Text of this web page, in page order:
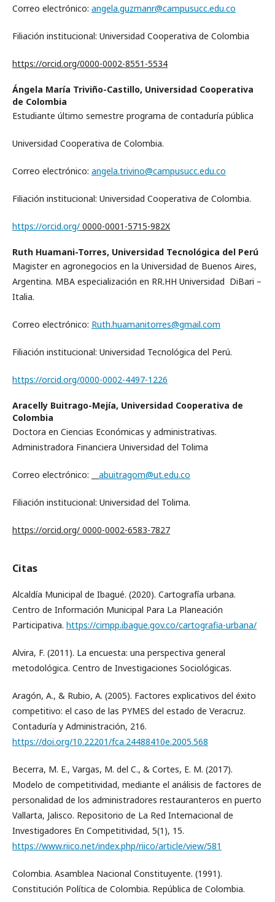
Correo electrónico: angela.guzmanr@campusucc.edu.co
Filiación institucional: Universidad Cooperativa de Colombia
https://orcid.org/0000-0002-8551-5534
Ángela María Triviño-Castillo, Universidad Cooperativa
de Colombia
Estudiante último semestre programa de contaduría pública
Universidad Cooperativa de Colombia.
Correo electrónico: angela.trivino@campusucc.edu.co
Filiación institucional: Universidad Cooperativa de Colombia.
https://orcid.org/ 0000-0001-5715-982X
Ruth Huamani-Torres, Universidad Tecnológica del Perú
Magister en agronegocios en la Universidad de Buenos Aires,
Argentina. MBA especialización en RR.HH Universidad DiBari –
Italia.
Correo electrónico: Ruth.huamanitorres@gmail.com
Filiación institucional: Universidad Tecnológica del Perú.
https://orcid.org/0000-0002-4497-1226
Aracelly Buitrago-Mejía, Universidad Cooperativa de
Colombia
Doctora en Ciencias Económicas y administrativas.
Administradora Financiera Universidad del Tolima
Correo electrónico: abuitragom@ut.edu.co
Filiación institucional: Universidad del Tolima.
https://orcid.org/ 0000-0002-6583-7827
Citas
Alcaldía Municipal de Ibagué. (2020). Cartografía urbana.
Centro de Información Municipal Para La Planeación
Participativa. https://cimpp.ibague.gov.co/cartografia-urbana/
Alvira, F. (2011). La encuesta: una perspectiva general
metodológica. Centro de Investigaciones Sociológicas.
Aragón, A., & Rubio, A. (2005). Factores explicativos del éxito
competitivo: el caso de las PYMES del estado de Veracruz.
Contaduría y Administración, 216.
https://doi.org/10.22201/fca.24488410e.2005.568
Becerra, M. E., Vargas, M. del C., & Cortes, E. M. (2017).
Modelo de competitividad, mediante el análisis de factores de
personalidad de los administradores restauranteros en puerto
Vallarta, Jalisco. Repositorio de La Red Internacional de
Investigadores En Competitividad, 5(1), 15.
https://www.riico.net/index.php/riico/article/view/581
Colombia. Asamblea Nacional Constituyente. (1991).
Constitución Política de Colombia. República de Colombia.